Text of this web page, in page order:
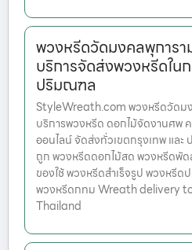
พวงหรีดวัดมงคลพุการ
บริการจัดส่งพวงหรีดในก
ปริมณฑล
StyleWreath.com พวงหรีดวัดม
บริการพวงหรีด ดอกไม้จัดงานศพ
ออนไลน์ จัดส่งทั่วเขตกรุงเทพ แล
ถูก พวงหรีดดอกไม้สด พวงหรีดพั
ของใช้ พวงหรีดสำเร็จรูป พวงหรี
พวงหรีดกทม Wreath delivery
Thailand